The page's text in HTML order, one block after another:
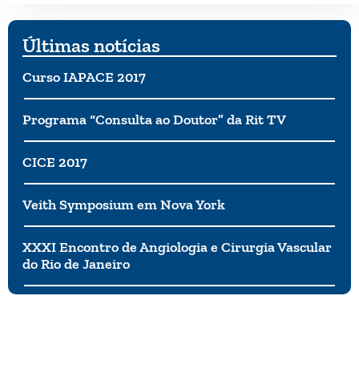
Últimas notícias
Curso IAPACE 2017
Programa “Consulta ao Doutor” da Rit TV
CICE 2017
Veith Symposium em Nova York
XXXI Encontro de Angiologia e Cirurgia Vascular
do Rio de Janeiro